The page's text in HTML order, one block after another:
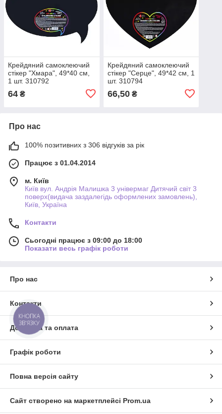
Крейдяний самоклеючий
стікер "Хмара", 49*40 см,
1 шт. 310792
64 ₴
Крейдяний самоклеючий
стікер "Серце", 49*42 см, 1
шт. 310794
66,50₴
Про нас
100% позитивних з 306 відгуків за рік
Працює з 01.04.2014
м. Київ
Київ вул. Андрія Малишка 3 універмаг Дитячий світ 3
поверх(видача заздалегідь оформлених замовлень),
Київ, Україна
Контакти
Сьогодні працює з 09:00 до 18:00
Показати весь графік роботи
Про нас
Контакти
Доставка та оплата
Графік роботи
Повна версія сайту
Сайт створено на маркетплейсі Prom.ua
КНОПКА
ЗВ'ЯЗКУ